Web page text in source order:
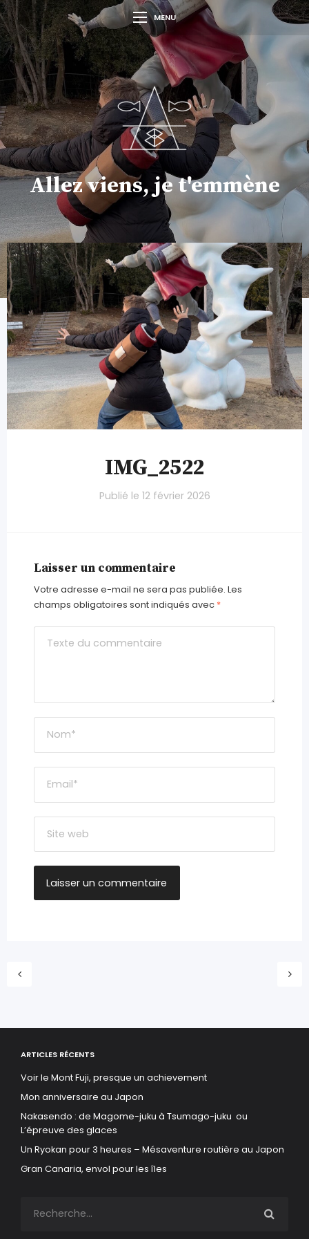
MENU
Allez viens, je t'emmène
IMG_2522
Publié le 12 février 2026
Laisser un commentaire
Votre adresse e-mail ne sera pas publiée. Les
champs obligatoires sont indiqués avec *
ARTICLES RÉCENTS
Voir le Mont Fuji, presque un achievement
Mon anniversaire au Japon
Nakasendo : de Magome-juku à Tsumago-juku ou
L’épreuve des glaces
Un Ryokan pour 3 heures – Mésaventure routière au Japon
Gran Canaria, envol pour les îles